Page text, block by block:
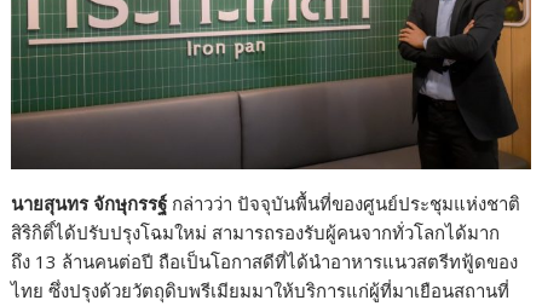
นายสุนทร จักษุกรรฐ์ กล่าวว่า ปัจจุบันพื้นที่ของศูนย์ประชุมแห่งชาติ
สิริกิติ์ได้ปรับปรุงโฉมใหม่ สามารถรองรับผู้คนจากทั่วโลกได้มาก
ถึง 13 ล้านคนต่อปี ถือเป็นโอกาสดีที่ได้นำอาหารแนวสตรีทฟู้ดของ
ไทย ซึ่งปรุงด้วยวัตถุดิบพรีเมียมมาให้บริการแก่ผู้ที่มาเยือนสถานที่